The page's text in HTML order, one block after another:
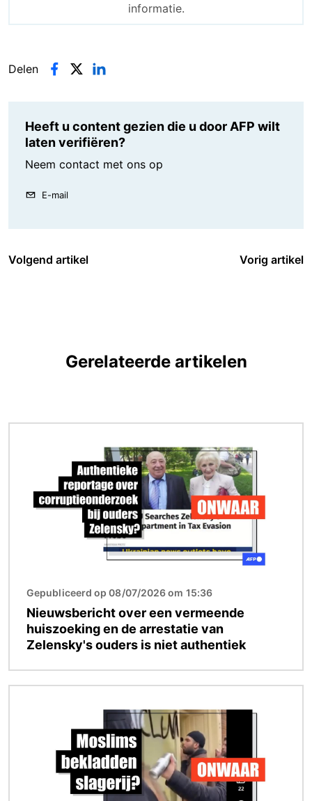
informatie.
Delen
Heeft u content gezien die u door AFP wilt
laten verifiëren?
Neem contact met ons op
E-mail
Volgend artikel Vorig artikel
Gerelateerde artikelen
Gepubliceerd op 08/07/2026 om 15:36
Nieuwsbericht over een vermeende
huiszoeking en de arrestatie van
Zelensky's ouders is niet authentiek